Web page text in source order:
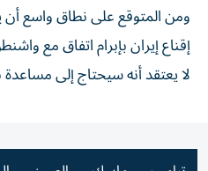
ومن المتوقع على نطاق واسع
إقناع إيران بإبرام اتفاق مع
لا يعتقد أنه سيحتاج إلى